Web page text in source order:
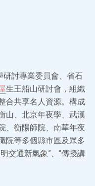
研討專業委員會、省石
生王船山研討會，組織
合共享名人資源。構成
山、北京年夜學、武漢
、衡陽師院、南華年夜
院等多個縣市區及眾多
交通新氣象”、“傳授講